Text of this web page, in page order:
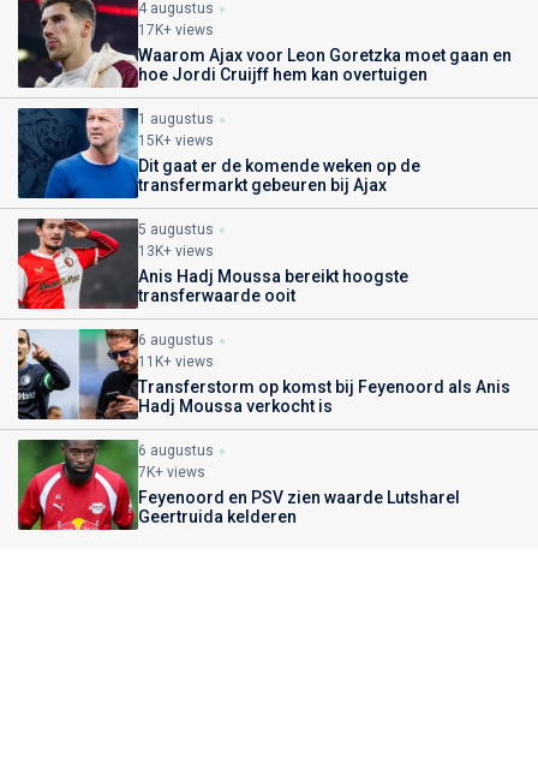
4 augustus
17K+ views
Waarom Ajax voor Leon Goretzka moet gaan en
hoe Jordi Cruijff hem kan overtuigen
1 augustus
15K+ views
Dit gaat er de komende weken op de
transfermarkt gebeuren bij Ajax
5 augustus
13K+ views
Anis Hadj Moussa bereikt hoogste
transferwaarde ooit
6 augustus
11K+ views
Transferstorm op komst bij Feyenoord als Anis
Hadj Moussa verkocht is
6 augustus
7K+ views
Feyenoord en PSV zien waarde Lutsharel
Geertruida kelderen